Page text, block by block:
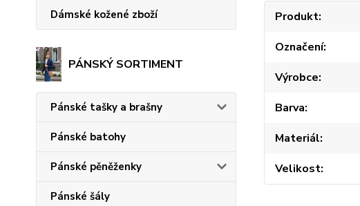
Dámské kožené zboží
PÁNSKÝ SORTIMENT
Pánské tašky a brašny
Pánské batohy
Pánské pěněženky
Pánské šály
Produkt
Označení
Výrobce
Barva
Materiál
Velikost